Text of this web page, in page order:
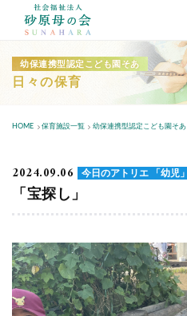
幼保連携型認定こども園そあ
日々の保育
HOME 保育施設一覧 幼保連携型認定こども園そあ
2024.09.06 今日のアトリエ 「幼児」
「宝探し」